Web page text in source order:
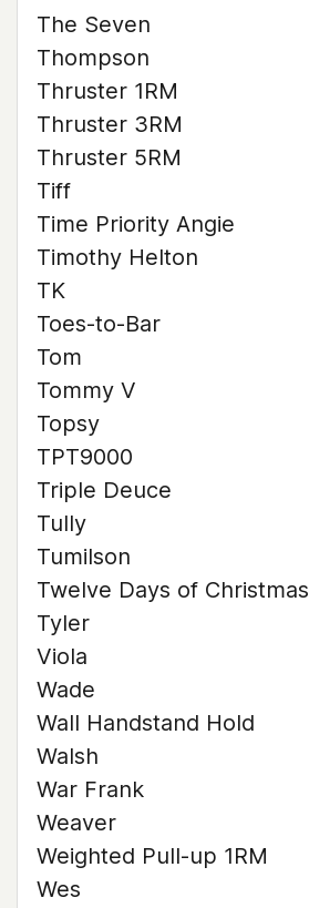
The Seven
Thompson
Thruster 1RM
Thruster 3RM
Thruster 5RM
Tiff
Time Priority Angie
Timothy Helton
TK
Toes-to-Bar
Tom
Tommy V
Topsy
TPT9000
Triple Deuce
Tully
Tumilson
Twelve Days of Christmas
Tyler
Viola
Wade
Wall Handstand Hold
Walsh
War Frank
Weaver
Weighted Pull-up 1RM
Wes